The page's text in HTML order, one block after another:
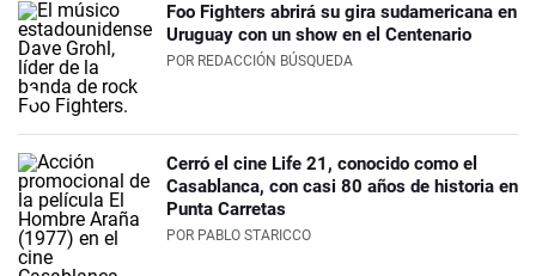
Foo Fighters abrirá su gira sudamericana en
Uruguay con un show en el Centenario
POR REDACCIÓN BÚSQUEDA
Cerró el cine Life 21, conocido como el
Casablanca, con casi 80 años de historia en
Punta Carretas
POR PABLO STARICCO